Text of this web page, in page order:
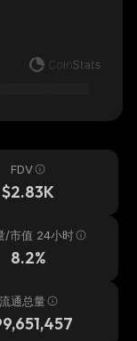
FDV
$2.83K
/市值 24小时
8.2%
流通总量